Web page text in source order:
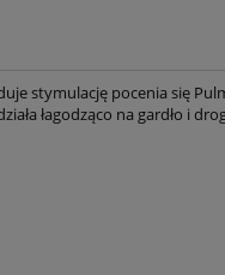
stymulację pocenia się
łagodząco na gardło i